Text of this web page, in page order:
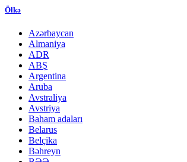
Ölkə
Azərbaycan
Almaniya
ADR
ABŞ
Argentina
Aruba
Avstraliya
Avstriya
Baham adaları
Belarus
Belçika
Bəhreyn